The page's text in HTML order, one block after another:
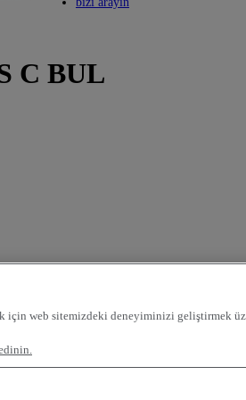
C BUL
için web sitemizdeki deneyiminizi